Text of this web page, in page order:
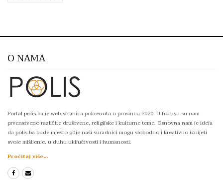
O NAMA
Portal polis.ba je web-stranica pokrenuta u prosincu 2020. U fokusu su nam
prvenstveno različite društvene, religijske i kulturne teme. Osnovna nam je ideja
da polis.ba bude mjesto gdje naši suradnici mogu slobodno i kreativno iznijeti
svoje mišljenje, u duhu uključivosti i humanosti.
Pročitaj više...